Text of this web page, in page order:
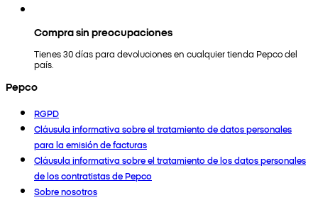
Compra sin preocupaciones
Tienes 30 días para devoluciones en cualquier tienda Pepco del
país.
Pepco
RGPD
Cláusula informativa sobre el tratamiento de datos personales
para la emisión de facturas
Cláusula informativa sobre el tratamiento de los datos personales
de los contratistas de Pepco
Sobre nosotros